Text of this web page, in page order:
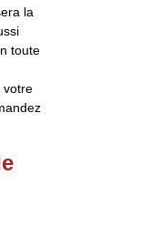
la
toute
votre